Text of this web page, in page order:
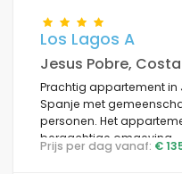
Los Lagos A
Jesus Pobre,
Prachtig appartement in
Spanje met
personen. Het
bergachtige omgeving.
Prijs per dag vanaf: €